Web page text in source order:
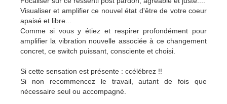
Visualiser et amplifier ce nouvel état d'être de votre coeur
apaisé et libre...
Comme si vous y étiez et respirer profondément pour
amplifier la vibration nouvelle associée à ce changement
concret, ce switch puissant, consciente et choisi.
Si cette sensation est présente : ccélébrez !!
Si non recommencez le travail, autant de fois que
nécessaire seul ou accompagné.